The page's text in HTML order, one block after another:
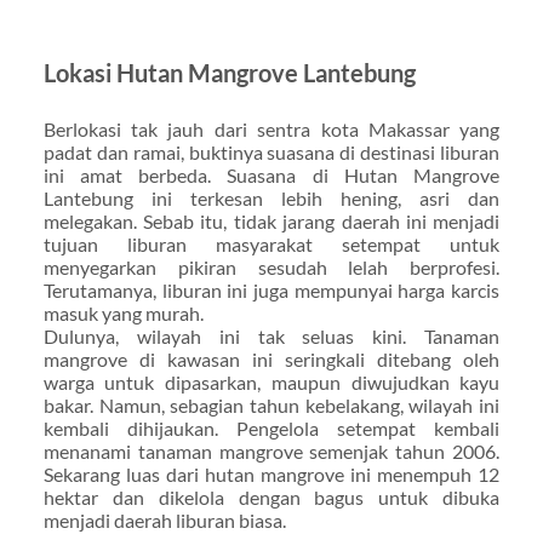
Lokasi Hutan Mangrove Lantebung
Berlokasi tak jauh dari sentra kota Makassar yang
padat dan ramai, buktinya suasana di destinasi liburan
ini amat berbeda. Suasana di Hutan Mangrove
Lantebung ini terkesan lebih hening, asri dan
melegakan. Sebab itu, tidak jarang daerah ini menjadi
tujuan liburan masyarakat setempat untuk
menyegarkan pikiran sesudah lelah berprofesi.
Terutamanya, liburan ini juga mempunyai harga karcis
masuk yang murah.
Dulunya, wilayah ini tak seluas kini. Tanaman
mangrove di kawasan ini seringkali ditebang oleh
warga untuk dipasarkan, maupun diwujudkan kayu
bakar. Namun, sebagian tahun kebelakang, wilayah ini
kembali dihijaukan. Pengelola setempat kembali
menanami tanaman mangrove semenjak tahun 2006.
Sekarang luas dari hutan mangrove ini menempuh 12
hektar dan dikelola dengan bagus untuk dibuka
menjadi daerah liburan biasa.